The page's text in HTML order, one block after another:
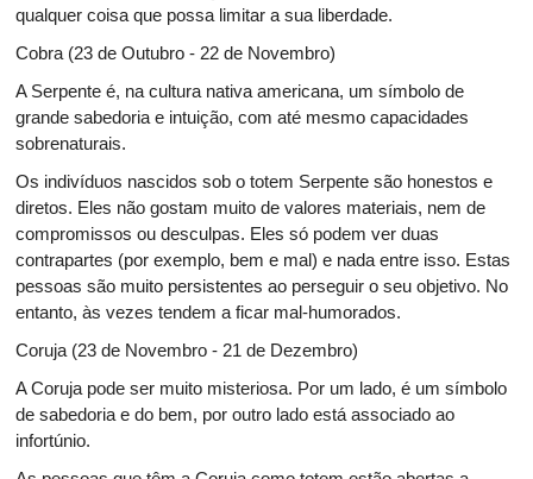
qualquer coisa que possa limitar a sua liberdade.
Cobra (23 de Outubro - 22 de Novembro)
A Serpente é, na cultura nativa americana, um símbolo de
grande sabedoria e intuição, com até mesmo capacidades
sobrenaturais.
Os indivíduos nascidos sob o totem Serpente são honestos e
diretos. Eles não gostam muito de valores materiais, nem de
compromissos ou desculpas. Eles só podem ver duas
contrapartes (por exemplo, bem e mal) e nada entre isso. Estas
pessoas são muito persistentes ao perseguir o seu objetivo. No
entanto, às vezes tendem a ficar mal-humorados.
Coruja (23 de Novembro - 21 de Dezembro)
A Coruja pode ser muito misteriosa. Por um lado, é um símbolo
de sabedoria e do bem, por outro lado está associado ao
infortúnio.